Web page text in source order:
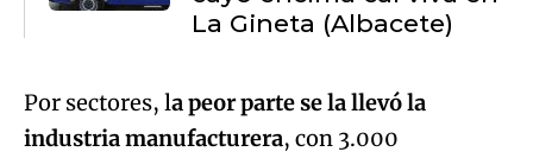
La Gineta (Albacete)
Por sectores, la peor parte se la llevó la
industria manufacturera, con 3.000